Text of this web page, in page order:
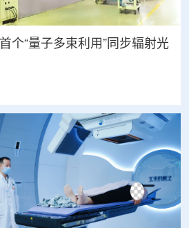
个“量子多束利用”同步辐射光